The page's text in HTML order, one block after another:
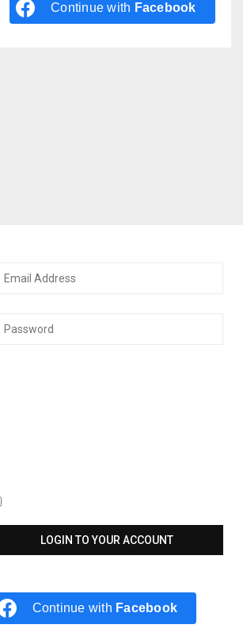
Continue with Facebook
Keep me signed in until I sign out
Continue with Facebook